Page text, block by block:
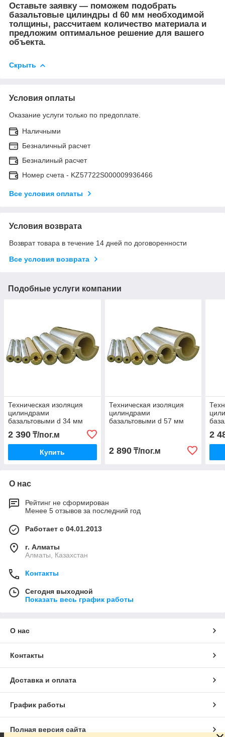
Оставьте заявку — поможем подобрать
базальтовые цилиндры d 60 мм необходимой
толщины, рассчитаем количество материала и
предложим оптимальное решение для вашего
объекта.
Скрыть
Условия оплаты
Оказание услуги только по предоплате.
Наличными
Безналичный расчет
Безналиный расчет
Номер счета - KZ57722S000009936466
Все условия оплаты
Условия возврата
Возврат товара в течение 14 дней по договоренности
Все условия возврата
Подобные услуги компании
Техническая изоляция
цилиндрами
базальтовыми d 34 мм
2 390 ₸/пог.м
Купить
Техническая изоляция
цилиндрами
базальтовыми d 57 мм
2 890₸/пог.м
2
О нас
Рейтинг не сформирован
Менее 5 отзывов за последний год
Работает с 04.01.2013
г. Алматы
Алматы, Казахстан
Контакты
Сегодня выходной
Показать весь график работы
О нас
Контакты
Доставка и оплата
График работы
Полная версия сайта